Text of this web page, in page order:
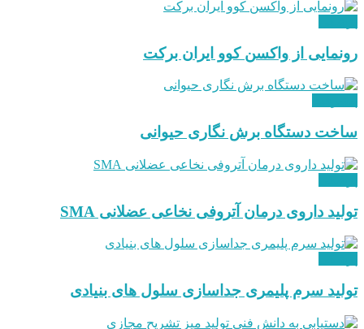
رونمایی از واکسن کوو ایران برکت
ساخت دستگاه برش نگاری حیوانی
تولید داروی درمان آتروفی نخاعی عضلانی SMA
تولید سرم پلیمری جداسازی سلول های بنیادی